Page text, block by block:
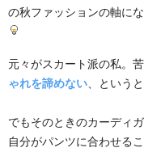
の秋ファッションの軸に
元々がスカート派の私。
ゃれを諦めない 、という
でもそのときのカーディガ
自分がパンツに合わせる